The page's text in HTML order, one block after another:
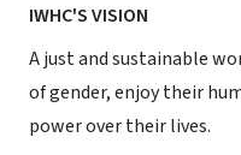
IWHC'S VISION
A just and sustainable
of gender, enjoy their
power over their lives.